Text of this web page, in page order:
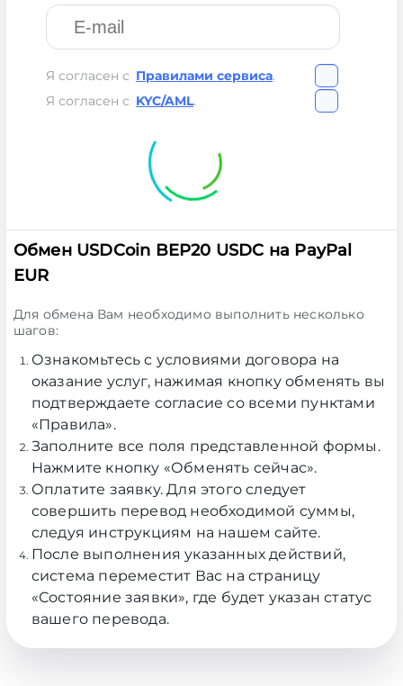
Я согласен с Правилами сервиса.
Я согласен с KYC/AML.
Обмен USDCoin BEP20 USDC на PayPal
EUR
Для обмена Вам необходимо выполнить несколько
шагов:
Ознакомьтесь с условиями договора на
оказание услуг, нажимая кнопку обменять вы
подтверждаете согласие со всеми пунктами
«Правила».
Заполните все поля представленной формы.
Нажмите кнопку «Обменять сейчас».
Оплатите заявку. Для этого следует
совершить перевод необходимой суммы,
следуя инструкциям на нашем сайте.
После выполнения указанных действий,
система переместит Вас на страницу
«Состояние заявки», где будет указан статус
вашего перевода.